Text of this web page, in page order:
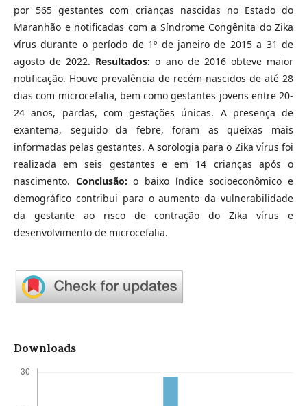
por 565 gestantes com crianças nascidas no Estado do
Maranhão e notificadas com a Síndrome Congênita do Zika
vírus durante o período de 1º de janeiro de 2015 a 31 de
agosto de 2022. Resultados:o ano de 2016 obteve maior
notificação. Houve prevalência de recém-nascidos de até 28
dias com microcefalia, bem como gestantes jovens entre 20-
24 anos, pardas, com gestações únicas. A presença de
exantema, seguido da febre, foram as queixas mais
informadas pelas gestantes. A sorologia para o Zika vírus foi
realizada em seis gestantes e em 14 crianças após o
nascimento. Conclusão:o baixo índice socioeconômico e
demográfico contribui para o aumento da vulnerabilidade
da gestante ao risco de contração do Zika vírus e
desenvolvimento de microcefalia.
Downloads